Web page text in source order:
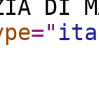
DI
="